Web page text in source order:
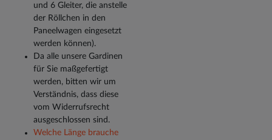
und 6 Gleiter, die anstelle
der Röllchen in den
Paneelwagen eingesetzt
werden können).
Da alle unsere Gardinen
für Sie maßgefertigt
werden, bitten wir um
Verständnis, dass diese
vom Widerrufsrecht
ausgeschlossen sind.
Welche Länge brauche